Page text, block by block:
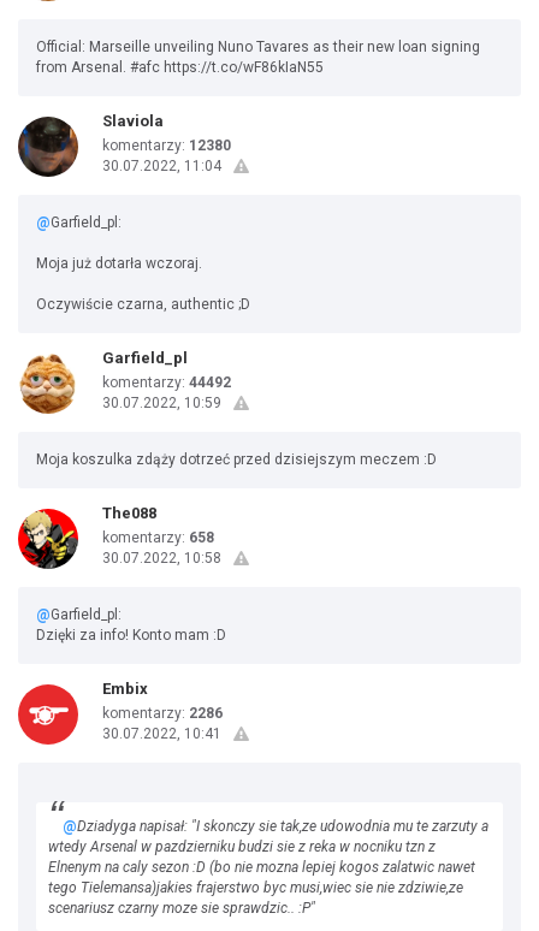
Official: Marseille unveiling Nuno Tavares as their new loan signing
from Arsenal. #afc https://t.co/wF86kIaN55
Slaviola
komentarzy: 12380
30.07.2022, 11:04
@Garfield_pl:
Moja już dotarła wczoraj.
Oczywiście czarna, authentic ;D
Garfield_pl
komentarzy: 44492
30.07.2022, 10:59
Moja koszulka zdąży dotrzeć przed dzisiejszym meczem :D
The088
komentarzy: 658
30.07.2022, 10:58
@Garfield_pl:
Dzięki za info! Konto mam :D
Embix
komentarzy: 2286
30.07.2022, 10:41
@Dziadyga napisał: "I skonczy sie tak,ze udowodnia mu te zarzuty a
wtedy Arsenal w pazdzierniku budzi sie z reka w nocniku tzn z
Elnenym na caly sezon :D (bo nie mozna lepiej kogos zalatwic nawet
tego Tielemansa)jakies frajerstwo byc musi,wiec sie nie zdziwie,ze
scenariusz czarny moze sie sprawdzic.. :P"